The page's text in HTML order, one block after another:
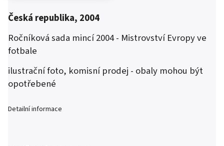
Česká republika, 2004
Ročníková sada mincí 2004 - Mistrovství Evropy ve
fotbale
ilustrační foto, komisní prodej - obaly mohou být
opotřebené
Detailní informace